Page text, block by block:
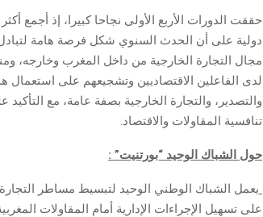
دولية على أن الحدث السنوي شكل فرصة هامة
مجال التجارة الخارجية من داخل المغرب وخارجه،
لدى الفاعلين الاقتصاديين وتشجيعهم على استعمال
والتصدير، والتجارة الخارجية بصفة عامة، مع التأكيد
تنافسية المقاولات والاقتصاد.
حول الشباك الوحيد “بورتنيت” :
يعمل الشباك الوطني الوحيد لتبسيط مساطر التجارة
على تسهيل الإجراءات الإدارية أمام المقاولات